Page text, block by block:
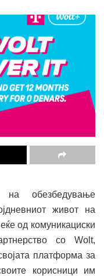
обезбедување
живот на
од комуникациски
со Wolt,
платформа за
корисници им